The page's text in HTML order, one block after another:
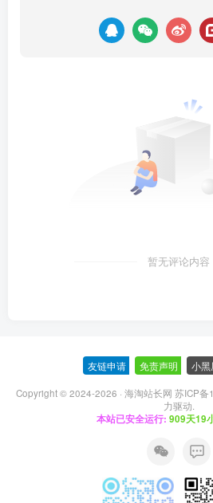
暂无评论内容
友链申请 免责声明 小黑
Copyright © 2024-2026 · 海淘站长网 苏ICP
力驱动.
本站已安全运行: 909天19